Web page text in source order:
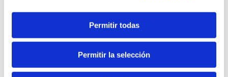
Permitir todas
Permitir la selección
LEEFTIJD
Van 6 – 16 jaar